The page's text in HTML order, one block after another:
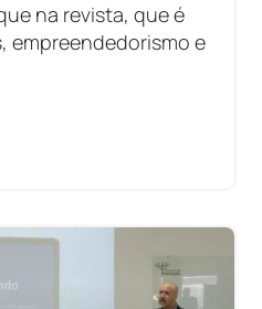
na revista, que é
empreendedorismo e